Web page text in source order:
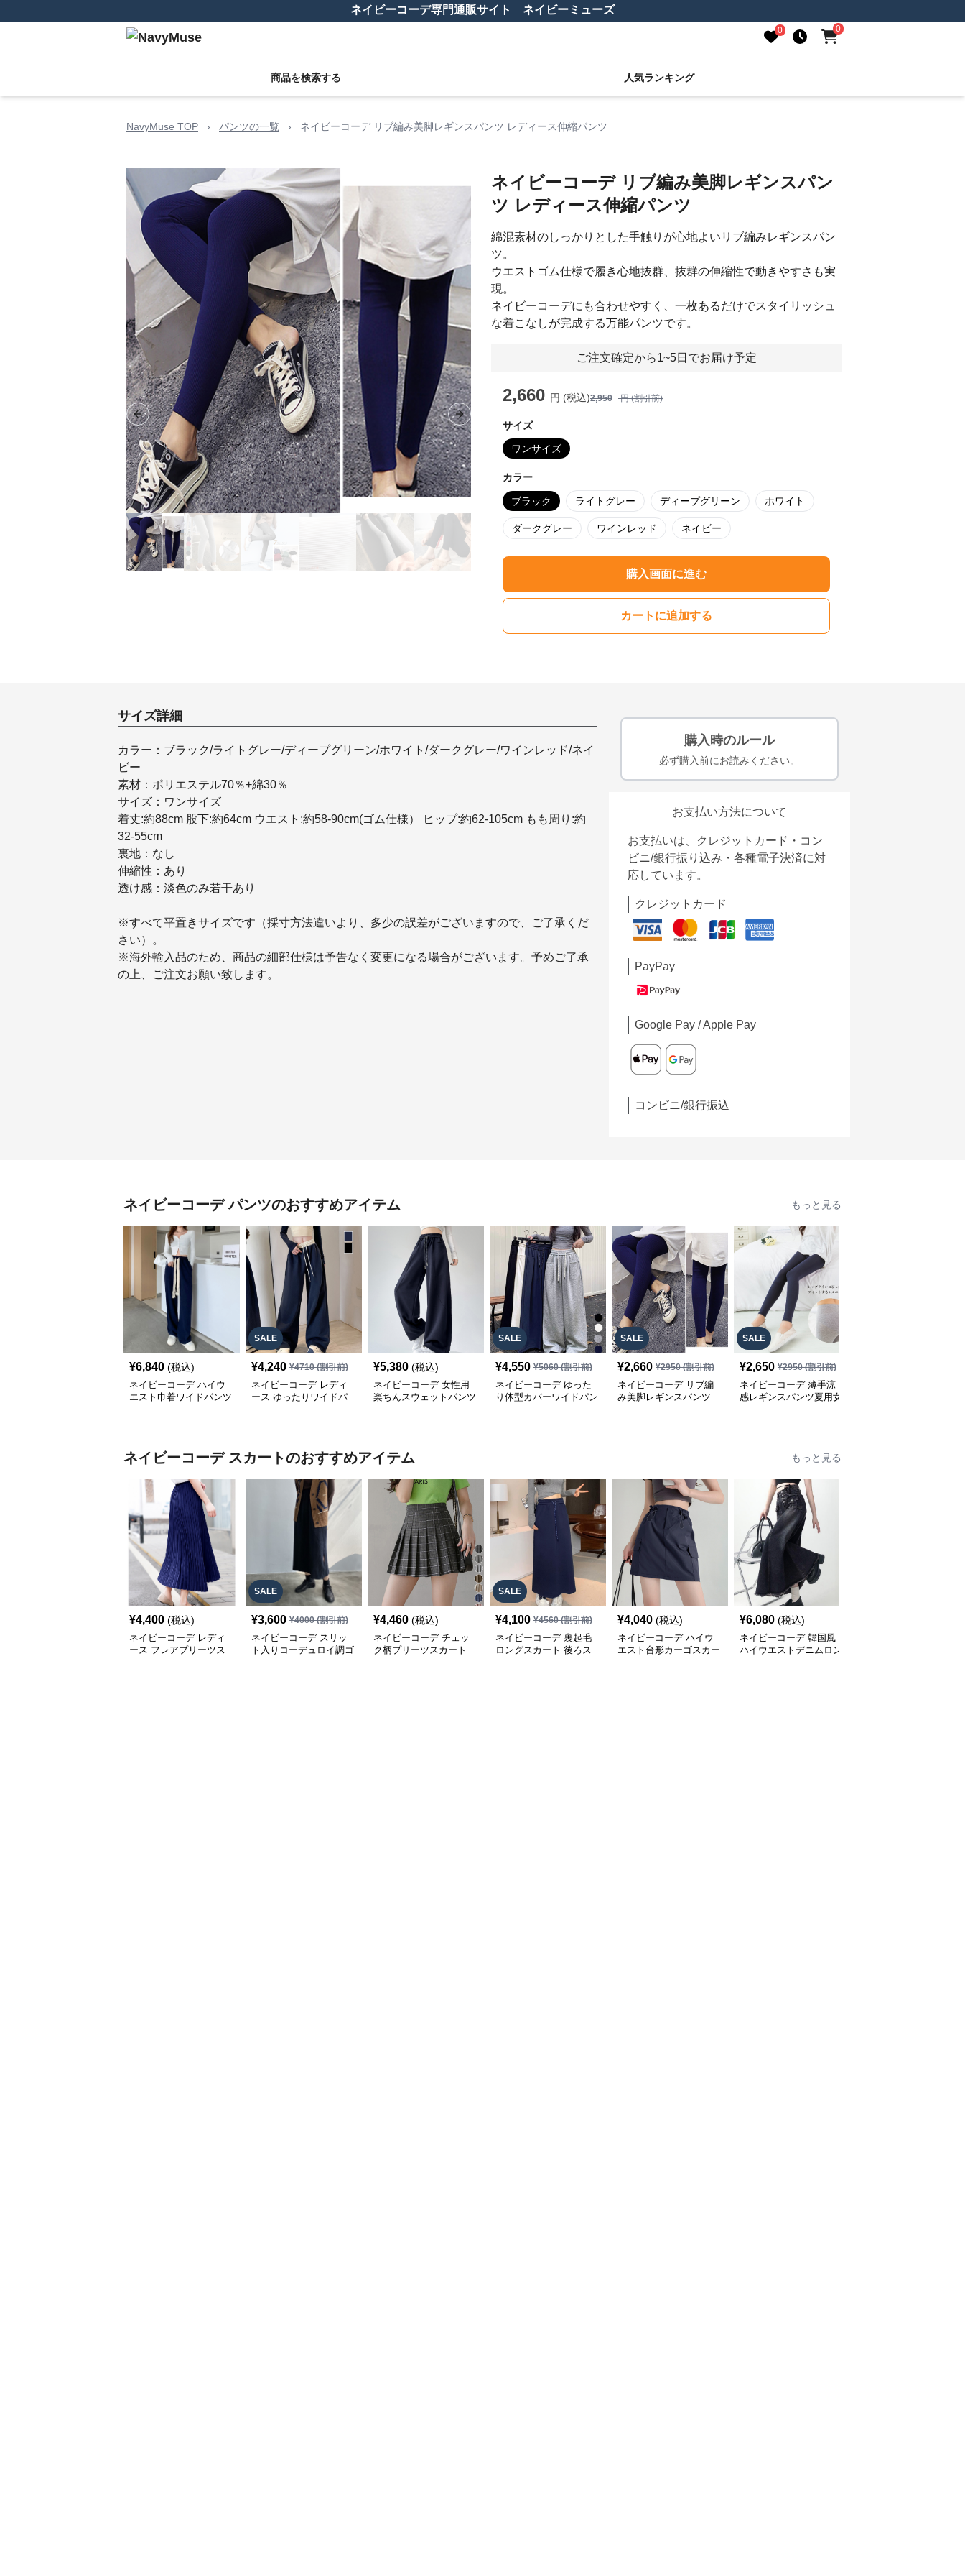
ネイビーコーデ専門通販サイト ネイビーミューズ
0 0
商品を検索する 人気ランキング
NavyMuse TOP › パンツの一覧 › ネイビーコーデ リブ編み美脚レギンスパンツ レディース伸縮パンツ
Previous slide Next slide
ネイビーコーデ リブ編み美脚レギンスパン
ツ レディース伸縮パンツ
綿混素材のしっかりとした手触りが心地よいリブ編みレギンスパン
ツ。
ウエストゴム仕様で履き心地抜群、抜群の伸縮性で動きやすさも実
現。
ネイビーコーデにも合わせやすく、一枚あるだけでスタイリッシュ
な着こなしが完成する万能パンツです。
ご注文確定から1~5日でお届け予定
2,660 円 (税込)2,950 円 (割引前)
サイズ
ワンサイズ
カラー
ブラック ライトグレー ディープグリーン ホワイト
ダークグレー ワインレッド ネイビー
購入画面に進む
カートに追加する
サイズ詳細
カラー：ブラック/ライトグレー/ディープグリーン/ホワイト/ダークグレー/ワインレッド/ネイ
ビー
素材：ポリエステル70％+綿30％
サイズ：ワンサイズ
着丈:約88cm 股下:約64cm ウエスト:約58-90cm(ゴム仕様） ヒップ:約62-105cm もも周り:約
32-55cm
裏地：なし
伸縮性：あり
透け感：淡色のみ若干あり
※すべて平置きサイズです（採寸方法違いより、多少の誤差がございますので、ご了承くだ
さい）。
※海外輸入品のため、商品の細部仕様は予告なく変更になる場合がございます。予めご了承
の上、ご注文お願い致します。
購入時のルール
必ず購入前にお読みください。
お支払い方法について
お支払いは、クレジットカード・コン
ビニ/銀行振り込み・各種電子決済に対
応しています。
クレジットカード
PayPay
Google Pay / Apple Pay
コンビニ/銀行振込
ネイビーコーデ パンツのおすすめアイテム もっと見る
¥6,840 (税込)
ネイビーコーデ ハイウ
エスト巾着ワイドパンツ
SALE
¥4,240 ¥4710(割引前)
ネイビーコーデ レディ
ース ゆったりワイドパ
¥5,380 (税込)
ネイビーコーデ 女性用
楽ちんスウェットパンツ
SALE
¥4,550 ¥5060(割引前)
ネイビーコーデ ゆった
り体型カバーワイドパン
SALE
¥2,660 ¥2950(割引前)
ネイビーコーデ リブ編
み美脚レギンスパンツ
SALE
¥2,650 ¥2950(割引前)
ネイビーコーデ 薄手涼
感レギンスパンツ夏用女
ネイビーコーデ スカートのおすすめアイテム もっと見る
¥4,400 (税込)
ネイビーコーデ レディ
ース フレアプリーツス
SALE
¥3,600 ¥4000(割引前)
ネイビーコーデ スリッ
ト入りコーデュロイ調ゴ
¥4,460 (税込)
ネイビーコーデ チェッ
ク柄プリーツスカート
SALE
¥4,100 ¥4560(割引前)
ネイビーコーデ 裏起毛
ロングスカート 後ろス
¥4,040 (税込)
ネイビーコーデ ハイウ
エスト台形カーゴスカー
¥6,080 (税込)
ネイビーコーデ 韓国風
ハイウエストデニムロン